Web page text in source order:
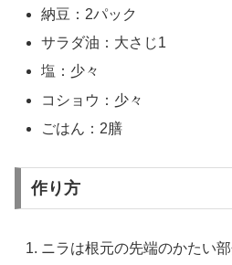
納豆：2パック
サラダ油：大さじ1
塩：少々
コショウ：少々
ごはん：2膳
作り方
ニラは根元の先端のかたい